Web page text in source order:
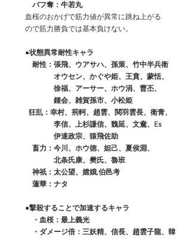
バフ奪：牛若丸
血桜のおかげで筋力値が異常に跳ね上がる
ので筋力勝負では基本負けない。
●状態異常耐性キャラ
耐性：張飛、ウアサハ、孫策、竹中半兵衛
オウセン、かぐや姫、王賁、蒙恬、
徐福、アーサー、ホウ涓、曹丕、
鍾会、雑賀孫市、小松姫
狂乱：幸村、荊軻、趙雲、関羽雲長、衛青、
李信、上杉謙信、魏延、文鴦、Es
伊達政宗、猿飛佐助
畜力：今川、ホウ徳、妲己、夏侯淵、
北条氏康、樊氏、魯班
神祇：太公望、嫦娥,伯邑考
蓮華：ナタ
●撃殺することで加速するキャラ
・血桜：最上義光
・ダメージ倍：三妖精、信長、趙雲子龍、韓